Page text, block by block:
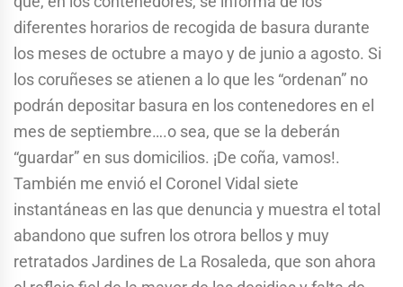
diferentes horarios de recogida de basura durante
los meses de octubre a mayo y de junio a agosto. Si
los coruñeses se atienen a lo que les “ordenan” no
podrán depositar basura en los contenedores en el
mes de septiembre….o sea, que se la deberán
“guardar” en sus domicilios. ¡De coña, vamos!.
También me envió el Coronel Vidal siete
instantáneas en las que denuncia y muestra el total
abandono que sufren los otrora bellos y muy
retratados Jardines de La Rosaleda, que son ahora